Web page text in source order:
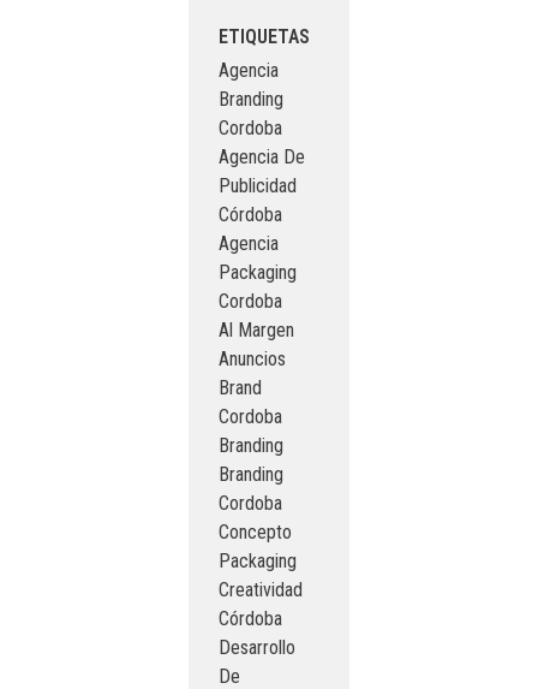
ETIQUETAS
Agencia
Branding
Cordoba
Agencia De
Publicidad
Córdoba
Agencia
Packaging
Cordoba
Al Margen
Anuncios
Brand
Cordoba
Branding
Branding
Cordoba
Concepto
Packaging
Creatividad
Córdoba
Desarrollo
De